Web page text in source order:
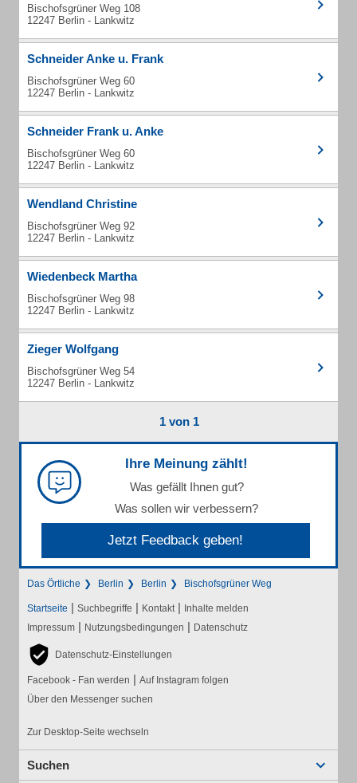
Bischofsgrüner Weg 108
12247 Berlin - Lankwitz
Schneider Anke u. Frank
Bischofsgrüner Weg 60
12247 Berlin - Lankwitz
Schneider Frank u. Anke
Bischofsgrüner Weg 60
12247 Berlin - Lankwitz
Wendland Christine
Bischofsgrüner Weg 92
12247 Berlin - Lankwitz
Wiedenbeck Martha
Bischofsgrüner Weg 98
12247 Berlin - Lankwitz
Zieger Wolfgang
Bischofsgrüner Weg 54
12247 Berlin - Lankwitz
1 von 1
Ihre Meinung zählt!
Was gefällt Ihnen gut?
Was sollen wir verbessern?
Jetzt Feedback geben!
Das Örtliche Berlin Berlin Bischofsgrüner Weg
Startseite | Suchbegriffe | Kontakt | Inhalte melden
Impressum | Nutzungsbedingungen | Datenschutz
Datenschutz-Einstellungen
Facebook - Fan werden | Auf Instagram folgen
Über den Messenger suchen
Zur Desktop-Seite wechseln
Suchen